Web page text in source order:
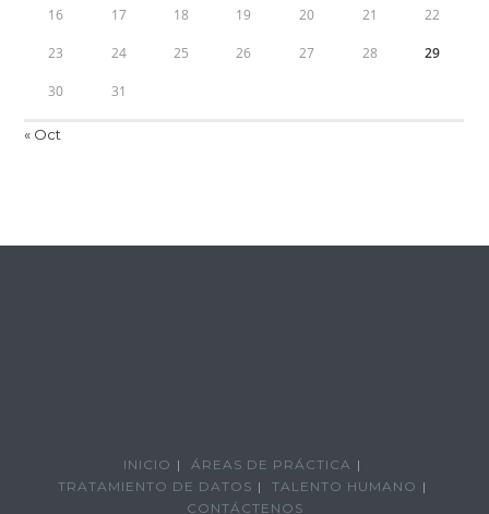
16 17 18 19 20 21 22
23 24 25 26 27 28 29
30 31
« Oct
INICIO
ÁREAS DE PRÁCTICA
TRATAMIENTO DE DATOS
TALENTO HUMANO
CONTÁCTENOS